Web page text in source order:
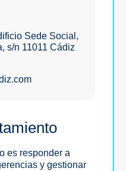
Sede Social,
s/n 11011 Cádiz
es responder a
y gestionar